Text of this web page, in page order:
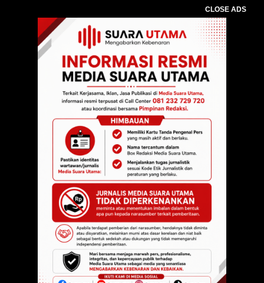
CLOSE ADS